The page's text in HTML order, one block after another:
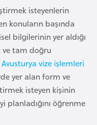
isteyenlerin
konuların başında
bilgilerinin yer aldığı
ve tam doğru
Avusturya vize işlemleri
yer alan form ve
isteyen kişinin
planladığını öğrenme